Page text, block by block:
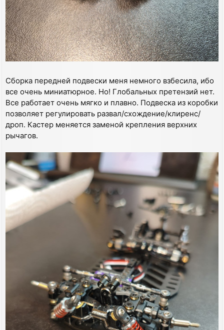
Сборка передней подвески меня немного взбесила, ибо
все очень миниатюрное. Но! Глобальных претензий нет.
Все работает очень мягко и плавно. Подвеска из коробки
позволяет регулировать развал/схождение/клиренс/
дроп. Кастер меняется заменой крепления верхних
рычагов.